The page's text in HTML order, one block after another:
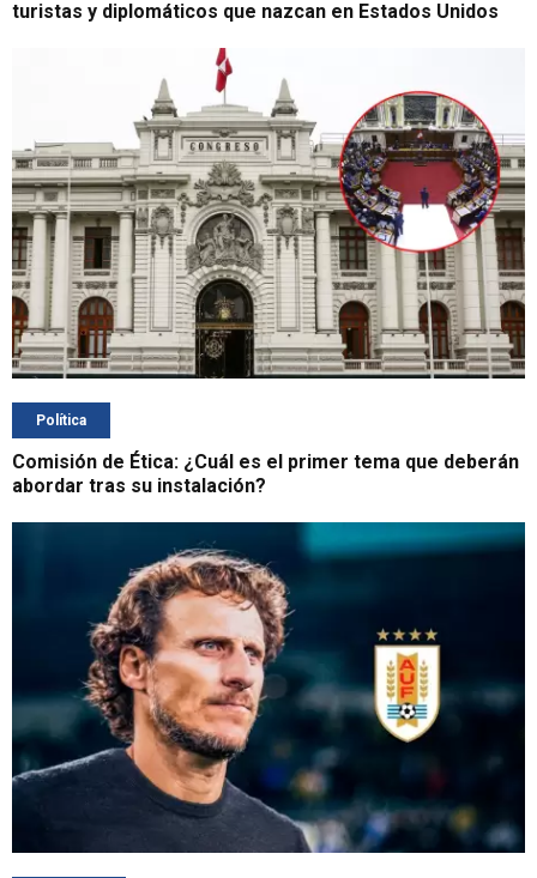
turistas y diplomáticos que nazcan en Estados Unidos
Política
Comisión de Ética: ¿Cuál es el primer tema que deberán
abordar tras su instalación?